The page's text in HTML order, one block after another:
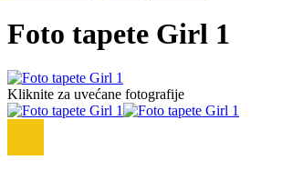
Foto tapete Girl 1
Kliknite za uvećane fotografije